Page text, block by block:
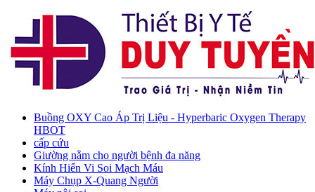
Buồng OXY Cao Áp Trị Liệu - Hyperbaric Oxygen Therapy
HBOT
cấp cứu
Giường nằm cho người bệnh đa năng
Kính Hiển Vi Soi Mạch Máu
Máy Chụp X-Quang Người